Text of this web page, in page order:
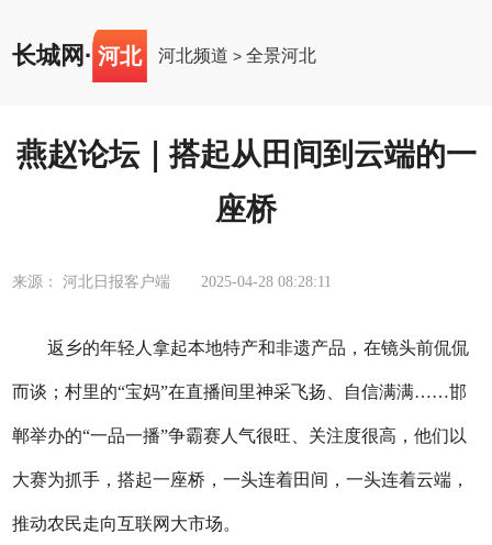
长城网 · 河北 河北频道 >全景河北
燕赵论坛｜搭起从田间到云端的一
座桥
来源： 河北日报客户端 2025-04-28 08:28:11
返乡的年轻人拿起本地特产和非遗产品，在镜头前侃侃
而谈；村里的“宝妈”在直播间里神采飞扬、自信满满……邯
郸举办的“一品一播”争霸赛人气很旺、关注度很高，他们以
大赛为抓手，搭起一座桥，一头连着田间，一头连着云端，
推动农民走向互联网大市场。